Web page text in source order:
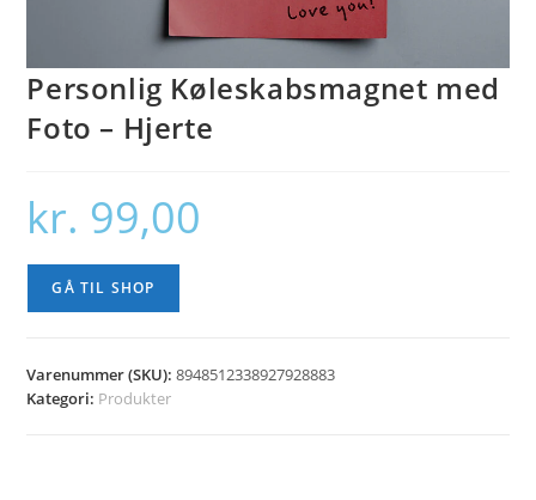
Personlig Køleskabsmagnet med
Foto – Hjerte
kr. 99,00
GÅ TIL SHOP
Varenummer (SKU):8948512338927928883
Kategori: Produkter